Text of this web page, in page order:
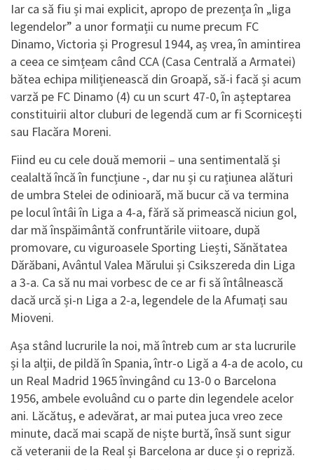
Iar ca să fiu și mai explicit, apropo de prezența în „liga
legendelor” a unor formații cu nume precum FC
Dinamo, Victoria și Progresul 1944, aș vrea, în amintirea
a ceea ce simțeam când CCA (Casa Centrală a Armatei)
bătea echipa milițienească din Groapă, să-i facă și acum
varză pe FC Dinamo (4) cu un scurt 47-0, în așteptarea
constituirii altor cluburi de legendă cum ar fi Scornicești
sau Flacăra Moreni.
Fiind eu cu cele două memorii – una sentimentală și
cealaltă încă în funcțiune -, dar nu și cu rațiunea alături
de umbra Stelei de odinioară, mă bucur că va termina
pe locul întâi în Liga a 4-a, fără să primească niciun gol,
dar mă înspăimântă confruntările viitoare, după
promovare, cu viguroasele Sporting Liești, Sănătatea
Dărăbani, Avântul Valea Mărului și Csikszereda din Liga
a 3-a. Ca să nu mai vorbesc de ce ar fi să întâlnească
dacă urcă și-n Liga a 2-a, legendele de la Afumați sau
Mioveni.
Așa stând lucrurile la noi, mă întreb cum ar sta lucrurile
și la alții, de pildă în Spania, într-o Ligă a 4-a de acolo, cu
un Real Madrid 1965 învingând cu 13-0 o Barcelona
1956, ambele evoluând cu o parte din legendele acelor
ani. Lăcătuș, e adevărat, ar mai putea juca vreo zece
minute, dacă mai scapă de niște burtă, însă sunt sigur
că veteranii de la Real și Barcelona ar duce și o repriză.